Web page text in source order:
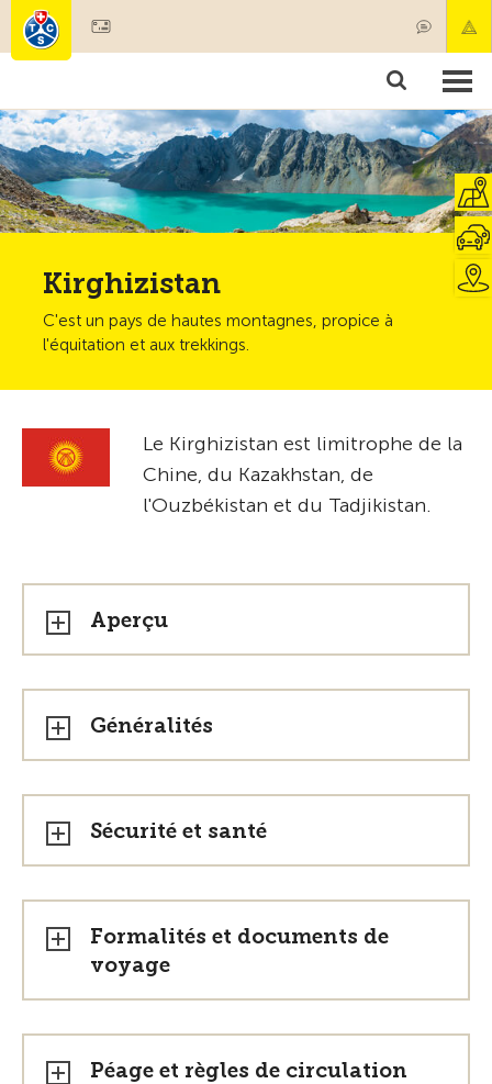
Membres & prestations
Tests, sécurité & santé
Kirghizistan
C'est un pays de hautes montagnes, propice à
l'équitation et aux trekkings.
Le Kirghizistan est limitrophe de la
Chine, du Kazakhstan, de
l'Ouzbékistan et du Tadjikistan.
Aperçu
Généralités
Sécurité et santé
Formalités et documents de
voyage
Péage et règles de circulation